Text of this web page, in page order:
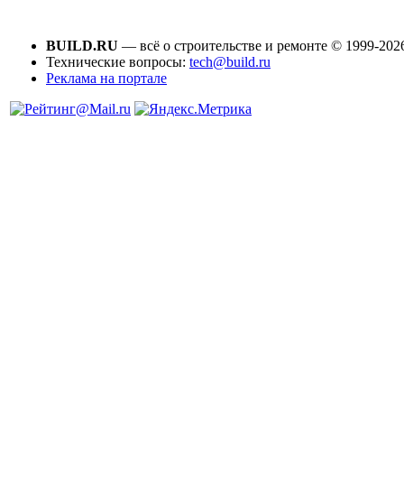
BUILD.RU — всё о строительстве и ремонте © 1999-
Технические вопросы: tech@build.ru
Реклама на портале